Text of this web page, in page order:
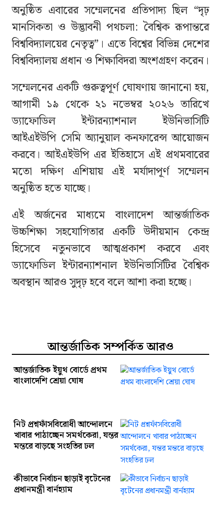
অনুষ্ঠিত এবারের সম্মেলনের প্রতিপাদ্য ছিল “দৃঢ়
মানসিকতা ও উদ্ভাবনী পথচলা: বৈশ্বিক রূপান্তরে
বিশ্ববিদ্যালয়ের নেতৃত্ব”। এতে বিশ্বের বিভিন্ন দেশের
বিশ্ববিদ্যালয় প্রধান ও শিক্ষাবিদরা অংশগ্রহণ করেন।
সম্মেলনের একটি গুরুত্বপূর্ণ ঘোষণায় জানানো হয়,
আগামী ১৯ থেকে ২১ নভেম্বর ২০২৬ তারিখে
ড্যাফোডিল ইন্টারন্যাশনাল ইউনিভার্সিটি
আইএইউপি সেমি অ্যানুয়াল কনফারেন্স আয়োজন
করবে। আইএইউপি এর ইতিহাসে এই প্রথমবারের
মতো দক্ষিণ এশিয়ায় এই মর্যাদাপূর্ণ সম্মেলন
অনুষ্ঠিত হতে যাচ্ছে।
এই অর্জনের মাধ্যমে বাংলাদেশ আন্তর্জাতিক
উচ্চশিক্ষা সহযোগিতার একটি উদীয়মান কেন্দ্র
হিসেবে নতুনভাবে আত্মপ্রকাশ করবে এবং
ড্যাফোডিল ইন্টারন্যাশনাল ইউনিভার্সিটির বৈশ্বিক
অবস্থান আরও সুদৃঢ় হবে বলে আশা করা হচ্ছে।
আন্তর্জাতিক সম্পর্কিত আরও
আন্তর্জাতিক ইয়ুথ বোর্ডে প্রথম
বাংলাদেশি শ্রেয়া ঘোষ
নিট প্রশ্নফাঁসবিরোধী আন্দোলনে
খাবার পাঠাচ্ছেন সমর্থকেরা, যন্তর
মন্তরে বাড়ছে সংহতির ঢল
কীভাবে নির্বাচন ছাড়াই বৃটেনের
প্রধানমন্ত্রী বার্নহ্যাম